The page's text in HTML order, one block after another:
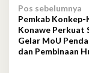
Navigasi
pos
Pos sebelumnya
Pemkab Konkep-
Konawe Perkuat
Gelar MoU
dan Pembinaan